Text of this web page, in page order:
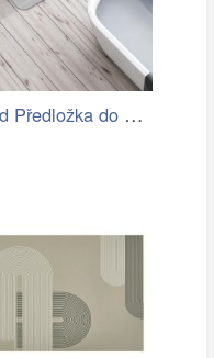
Weltbild Předložka do koupelny Relax,…